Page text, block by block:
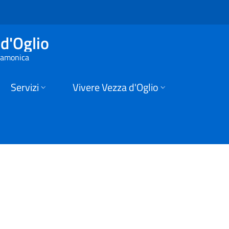
d'Oglio
Servizi Vivere Vezza d'Oglio